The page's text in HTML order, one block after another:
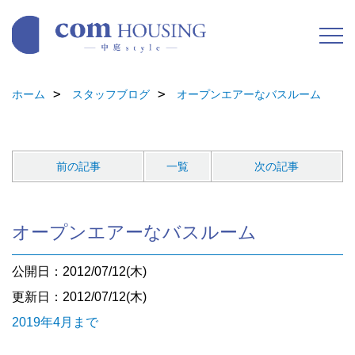
ホーム スタッフブログ オープンエアーなバスルーム
前の記事 一覧 次の記事
オープンエアーなバスルーム
公開日：2012/07/12(木)
更新日：2012/07/12(木)
2019年4月まで